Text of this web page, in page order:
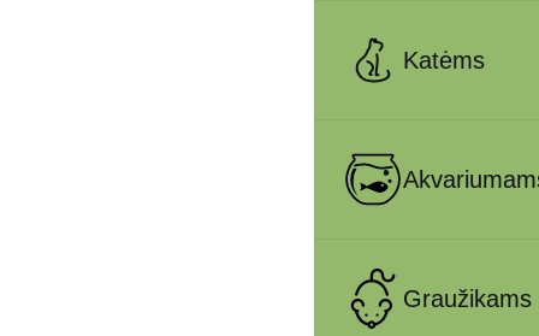
Katėms
Graužikams